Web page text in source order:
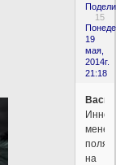
15
19
мая,
2014г.
21:18
на